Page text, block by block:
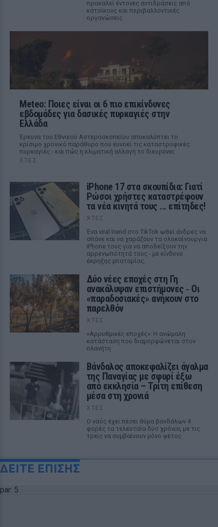
προκαλεί έντονες αντιδράσεις από
κατοίκους και περιβαλλοντικές
οργανώσεις
Meteo: Ποιες είναι οι 6 πιο επικίνδυνες
εβδομάδες για δασικές πυρκαγιές στην
Ελλάδα
Έρευνα του Εθνικού Αστεροσκοπείου αποκαλύπτει το
κρίσιμο χρονικό παράθυρο που ευνοεί τις καταστροφικές
πυρκαγιές - και πώς η κλιματική αλλαγή το διευρύνει.
ΧΤΕΣ
iPhone 17 στα σκουπίδια: Γιατί
Ρώσοι χρήστες καταστρέφουν
τα νέα κινητά τους ... επίτηδες!
ΧΤΕΣ
Ένα viral trend στο TikTok ωθεί άνδρες να
σπάνε και να χαράζουν τα ολοκαίνουργια
iPhone τους για να αποδείξουν την
αρρενωπότητά τους - με κίνδυνο
έκρηξης μπαταρίας.
Δύο νέες εποχές στη Γη
ανακάλυψαν επιστήμονες ‑ Oι
«παραδοσιακές» ανήκουν στο
παρελθόν
ΧΤΕΣ
«Αρρυθμικές εποχές»: Η ανώμαλη
κατάσταση που διαμορφώνεται στον
πλανήτη
Βάνδαλος αποκεφαλίζει άγαλμα
της Παναγίας με σφυρί έξω
από εκκλησία – Τρίτη επίθεση
μέσα στη χρονιά
ΧΤΕΣ
Ο ναός έχει πέσει θύμα βανδάλων 4
φορές τα τελευταία δύο χρόνια, με τις
τρεις να συμβαίνουν μόνο φέτος
ΔΕΙΤΕ ΕΠΙΣΗΣ
par: 5